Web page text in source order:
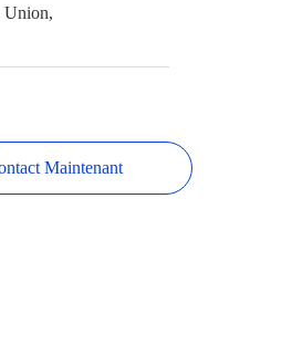
Union,
Maintenant